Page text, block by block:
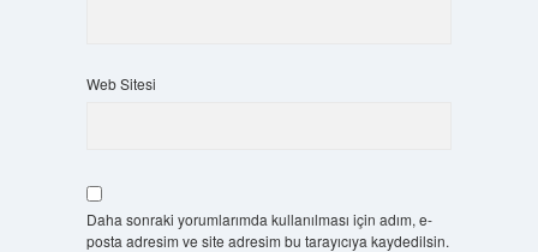
Web Sitesi
Daha sonraki yorumlarımda kullanılması için adım, e-
posta adresim ve site adresim bu tarayıcıya kaydedilsin.